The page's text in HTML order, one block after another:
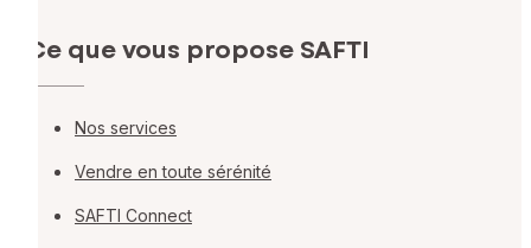
Ce que vous propose SAFTI
Nos services
Vendre en toute sérénité
SAFTI Connect